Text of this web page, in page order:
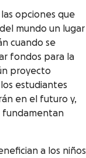
opciones que
mundo un lugar
cuando se
fondos para la
proyecto
estudiantes
en el futuro y,
fundamentan
a los niños